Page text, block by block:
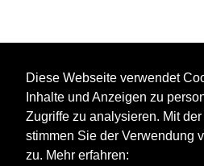
Diese Webseite verwendet
Inhalte und Anzeigen zu
Zugriffe zu analysieren. Mit
stimmen Sie der Verwendung
zu. Mehr erfahren: